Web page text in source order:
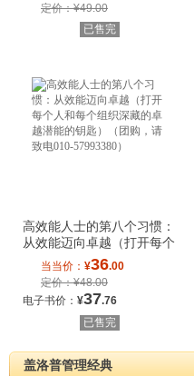
定价：¥49.00
已售完
高效能人士的第八个习惯：
从效能迈向卓越（打开每个
人和每个组织
当当价： ¥36.00
定价：¥48.00
电子书价： ¥37.76
已售完
盖洛普管理经典